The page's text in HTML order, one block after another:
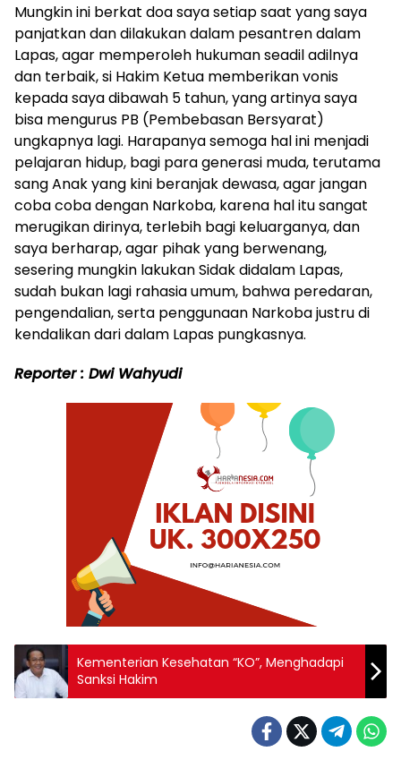
Mungkin ini berkat doa saya setiap saat yang saya
panjatkan dan dilakukan dalam pesantren dalam
Lapas, agar memperoleh hukuman seadil adilnya
dan terbaik, si Hakim Ketua memberikan vonis
kepada saya dibawah 5 tahun, yang artinya saya
bisa mengurus PB (Pembebasan Bersyarat)
ungkapnya lagi. Harapanya semoga hal ini menjadi
pelajaran hidup, bagi para generasi muda, terutama
sang Anak yang kini beranjak dewasa, agar jangan
coba coba dengan Narkoba, karena hal itu sangat
merugikan dirinya, terlebih bagi keluarganya, dan
saya berharap, agar pihak yang berwenang,
sesering mungkin lakukan Sidak didalam Lapas,
sudah bukan lagi rahasia umum, bahwa peredaran,
pengendalian, serta penggunaan Narkoba justru di
kendalikan dari dalam Lapas pungkasnya.
Reporter : Dwi Wahyudi
Kementerian Kesehatan “KO”, Menghadapi
Sanksi Hakim